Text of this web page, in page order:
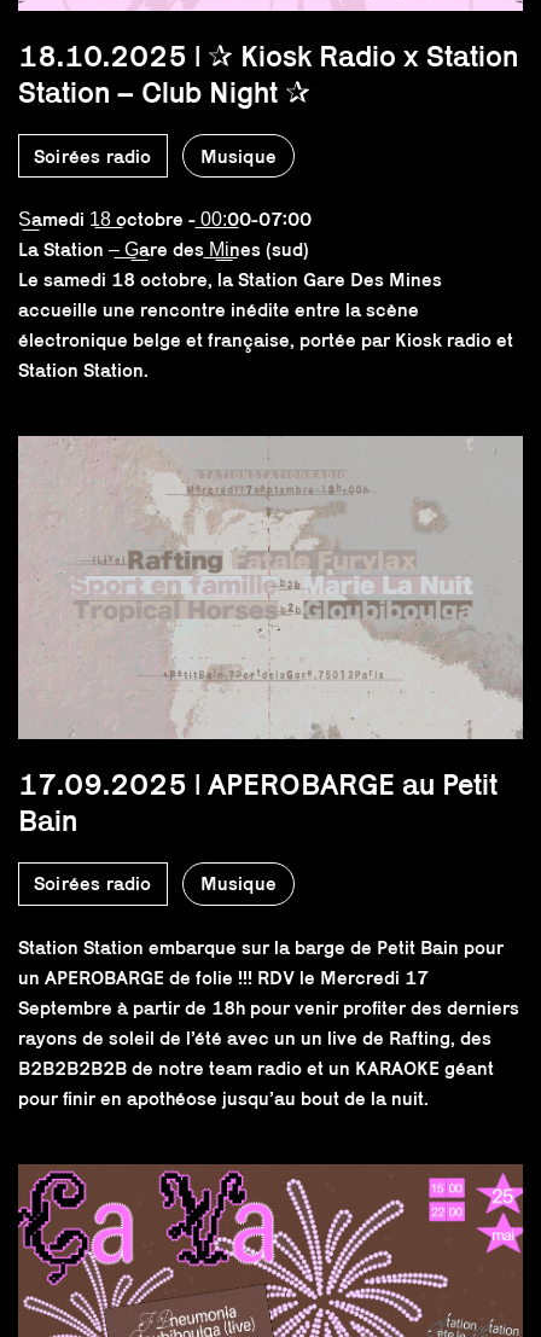
18.10.2025 | ✰ Kiosk Radio x Station
Station – Club Night ✰
Soirées radio Musique
S͟amedi 1͟8͟ octobre - ͟0͟0͟:͟00-07:00
La Station –͟ ͟G͟are des ͟M͟i͟nes (sud)
Le samedi 18 octobre, la Station Gare Des Mines
accueille une rencontre inédite entre la scène
électronique belge et française, portée par Kiosk radio et
Station Station.
17.09.2025 | APEROBARGE au Petit
Bain
Soirées radio Musique
Station Station embarque sur la barge de Petit Bain pour
un APEROBARGE de folie !!! RDV le Mercredi 17
Septembre à partir de 18h pour venir profiter des derniers
rayons de soleil de l’été avec un un live de Rafting, des
B2B2B2B2B de notre team radio et un KARAOKE géant
pour finir en apothéose jusqu’au bout de la nuit.